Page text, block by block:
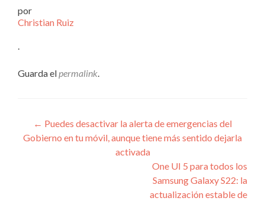
por
Christian Ruiz
.
Guarda elpermalink.
Navegación
de
← Puedes desactivar la alerta de emergencias del
Gobierno en tu móvil, aunque tiene más sentido dejarla
activada
One UI 5 para todos los
Samsung Galaxy S22: la
actualización estable de